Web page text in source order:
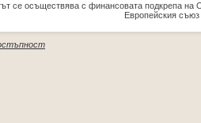
се осъществява с финансовата подкрепа на
Европейския